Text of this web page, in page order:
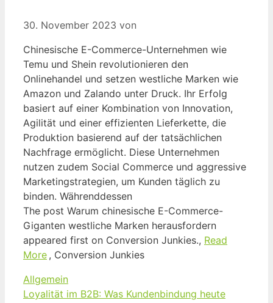
30. November 2023 von
Chinesische E-Commerce-Unternehmen wie
Temu und Shein revolutionieren den
Onlinehandel und setzen westliche Marken wie
Amazon und Zalando unter Druck. Ihr Erfolg
basiert auf einer Kombination von Innovation,
Agilität und einer effizienten Lieferkette, die
Produktion basierend auf der tatsächlichen
Nachfrage ermöglicht. Diese Unternehmen
nutzen zudem Social Commerce und aggressive
Marketingstrategien, um Kunden täglich zu
binden. Währenddessen
The post Warum chinesische E-Commerce-
Giganten westliche Marken herausfordern
appeared first on Conversion Junkies., Read
More , Conversion Junkies
Kategorien
Allgemein
Loyalität im B2B: Was Kundenbindung heute